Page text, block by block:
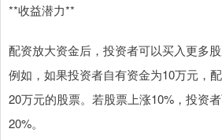
**收益潜力**
配资放大资金后，投资者可以买入更多股
例如，如果投资者自有资金为10万元，
20万元的股票。若股票上涨10%，投资
20%。